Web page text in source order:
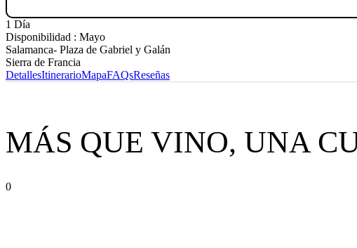
1 Día
Disponibilidad : Mayo
Salamanca- Plaza de Gabriel y Galán
Sierra de Francia
DetallesItinerarioMapaFAQsReseñas
MÁS QUE VINO, UNA
0